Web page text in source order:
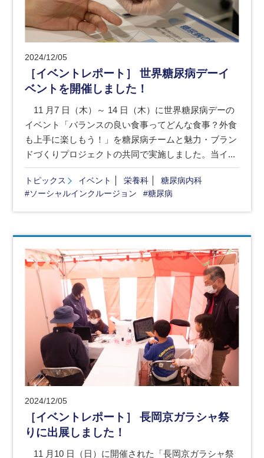
2024/12/05
［イベントレポート］ 世界糖尿病デーイ
ベントを開催しました！
11 月7 日（木）～ 14 日（木）に世界糖尿病デーの
イベント「バランスの良い食事ってどんな食事？外食
も上手に楽しもう！」を糖尿病チームと魅力・ブラン
ドづくりプロジェクトの共同で実施しました。当イ...
トピックス イベント 栄養科
糖尿病内科
#ソーシャルインクルージョン
#糖尿病
2024/12/05
［イベントレポート］ 長岡京ガラシャ祭
りに出展しました！
11 月10 日（日）に開催された「長岡京ガラシャ祭